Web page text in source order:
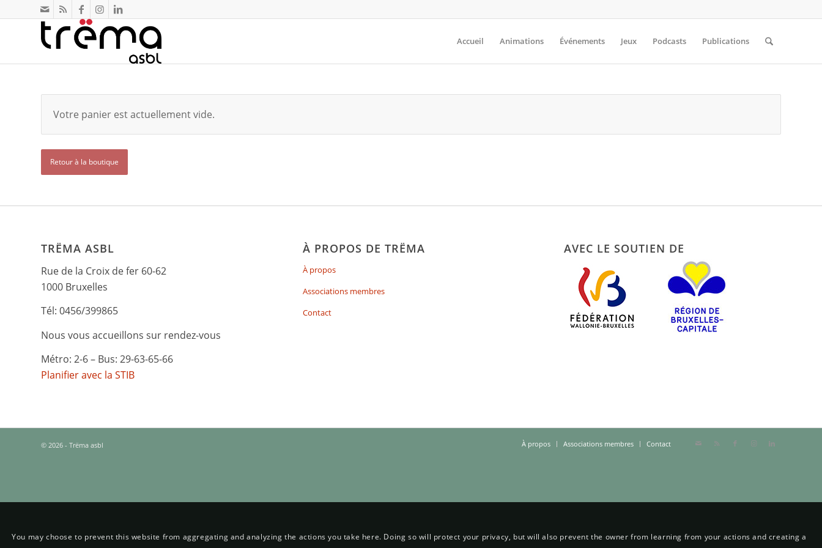
Accueil Animations Événements Jeux Podcasts Publications
Votre panier est actuellement vide.
Retour à la boutique
TRËMA ASBL
Rue de la Croix de fer 60-62
1000 Bruxelles
Tél: 0456/399865
Nous vous accueillons sur rendez-vous
Métro: 2-6 – Bus: 29-63-65-66
Planifier avec la STIB
À PROPOS DE TRËMA
À propos
Associations membres
Contact
AVEC LE SOUTIEN DE
© 2026 - Trëma asbl À propos Associations membres Contact
You may choose to prevent this website from aggregating and analyzing the actions you take here. Doing so will protect your privacy, but will also prevent the owner from learning from your actions and creating a